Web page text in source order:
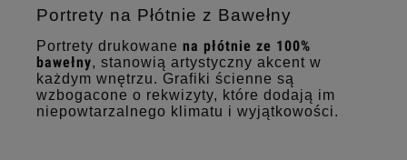
Portrety na Płótnie z Bawełny
Portrety drukowane na płótnie ze 100%
bawełny, stanowią artystyczny akcent w
każdym wnętrzu. Grafiki ścienne są
wzbogacone o rekwizyty, które dodają im
niepowtarzalnego klimatu i wyjątkowości.